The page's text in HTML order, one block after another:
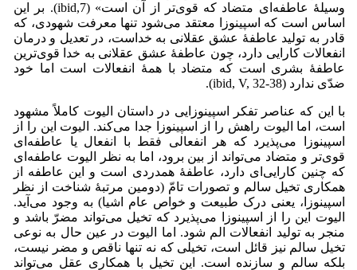
وسیلۀ عاطفه‌ای متضاد که قوی‌تر از آن است» (ibid,7). بر این
اساس است که اسپینوزا معتقد می‌شود تنها معرفت شهودی، که
قادر به تولید عاطفۀ عشق عقلانی به خداست، در تعدیل و درمان
انفعالات کارایی دارد، چون عاطفۀ عشق عقلانی به خدا قوی‌ترین
عاطفۀ بشری است که متضاد با همۀ انفعالات است اما خود
ضدّی ندارد (ibid, V, 32-38).
با این که عناصر تفکر اسپینوزایی در داستان الیوت کاملاً مشهود
است، اما الیوت راهش را از اسپینوزا جدا می‌کند. الیوت این را از
اسپینوزا می‌پذیرد که هر انفعالی فقط با انفعال یا عاطفه‌ای
قوی‌تر و متضاد می‌تواند از بین برود، اما به نظر الیوت عاطفه‌ای
که چنین کارایی‌ای دارد، عاطفۀ همدردی است و این عاطفه از
همکاری تخیل سالم و تصورات تامّ (دومین مرتبۀ شناخت از نظر
اسپینوزا، یعنی درک طبیعت و خواص عام اشیا) به وجود می‌‌آید.
الیوت این را از اسپینوزا می‌پذیرد که تخیل می‌تواند مضرّ باشد و
منجر به تولید انفعالات الم شود. اما الیوت در عین حال به نوعی
تخیل سالم نیز قائل است، تخیلی که نه تنها ناقص و مضر نیست،
بلکه سالم و سازنده است. این تخیل با همکاری عقل می‌‌تواند